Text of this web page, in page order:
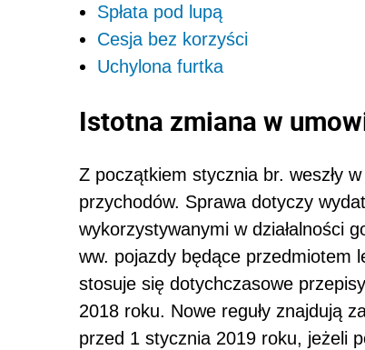
Spłata pod lupą
Cesja bez korzyści
Uchylona furtka
Istotna zmiana w
Z początkiem stycznia br. weszły
przychodów. Sprawa dotyczy
wykorzystywanymi w działalności
ww. pojazdy będące przedmiotem
stosuje się dotychczasowe
2018 roku. Nowe reguły znajdują
przed 1 stycznia 2019 roku, jeżeli